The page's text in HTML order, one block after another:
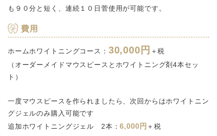
も９０分と短く、連続１０日菅使用が可能です。
費用
ホームホワイトニングコース： 30,000円 ＋税
（オーダーメイドマウスピースとホワイトニング剤4本セッ
ト）
一度マウスピースを作られましたら、次回からはホワイトニン
グジェルのみ購入可能です
追加ホワイトニングジェル 2本：6,000円 ＋税